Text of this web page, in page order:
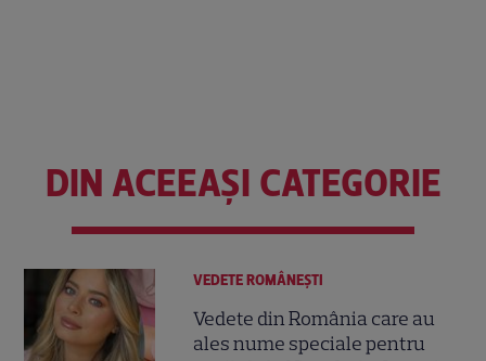
DIN ACEEAȘI CATEGORIE
VEDETE ROMÂNEŞTI
Vedete din România care au
ales nume speciale pentru